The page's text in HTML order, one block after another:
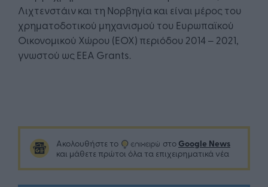
Λιχτενστάιν και τη Νορβηγία και είναι μέρος του
χρηματοδοτικού μηχανισμού του Ευρωπαϊκού
Οικονομικού Χώρου (ΕΟΧ) περιόδου 2014 – 2021,
γνωστού ως EEA Grants.
Ακολουθήστε το στο Google News
και μάθετε πρώτοι όλα τα επιχειρηματικά νέα